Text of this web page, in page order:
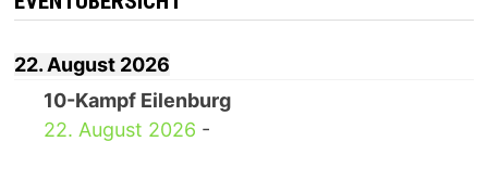
22. August 2026
10-Kampf Eilenburg
22. August 2026 -